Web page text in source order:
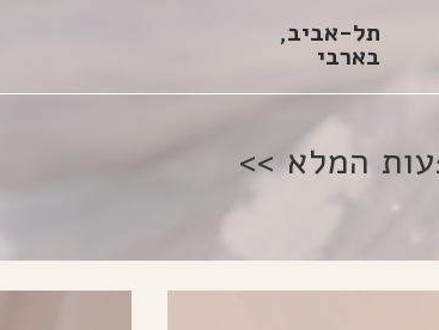
תל-אביב,
בארבי
המלא >>